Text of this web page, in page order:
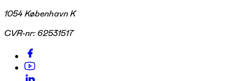
1054 København K
CVR-nr: 62531517